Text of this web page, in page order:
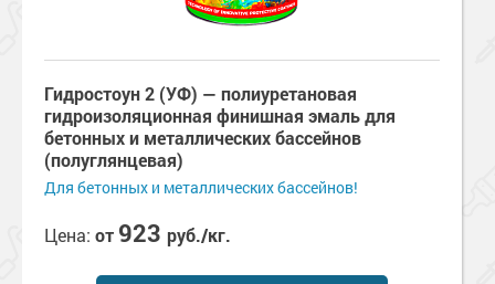
Гидростоун 2 (УФ) — полиуретановая
гидроизоляционная финишная эмаль для
бетонных и металлических бассейнов
(полуглянцевая)
Для бетонных и металлических бассейнов!
Цена: от 923 руб./кг.